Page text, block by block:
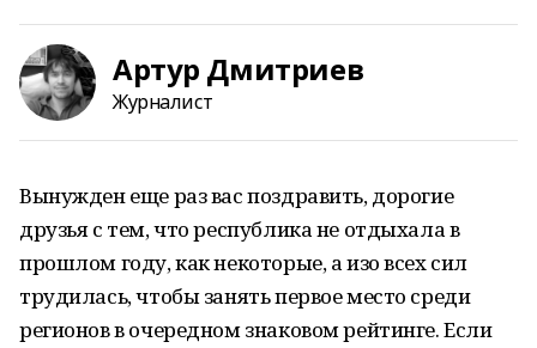
Артур Дмитриев
Журналист
Вынужден еще раз вас поздравить, дорогие
друзья с тем, что республика не отдыхала в
прошлом году, как некоторые, а изо всех сил
трудилась, чтобы занять первое место среди
регионов в очередном знаковом рейтинге. Если